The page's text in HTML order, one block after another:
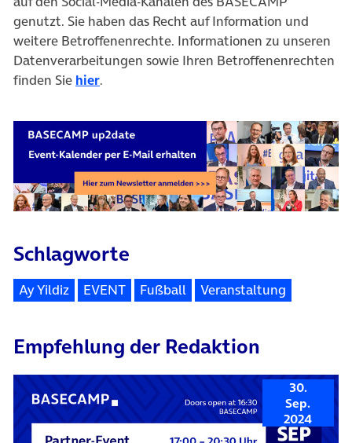
genutzt. Sie haben das Recht auf Information und
weitere Betroffenenrechte. Informationen zu unseren
Datenverarbeitungen sowie Ihren Betroffenenrechten
finden Sie hier.
Schlagworte
Ay Yildiz EVENT Fußball Veranstaltung
Empfehlung der Redaktion
30.
Sep.
2024